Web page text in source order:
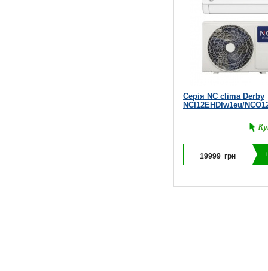
Серія NC clima Derby
NCI12EHDIw1eu/
19999 грн +